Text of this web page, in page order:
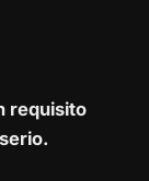
requisito